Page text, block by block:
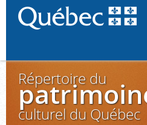
Répertoire du
culturel du Québec